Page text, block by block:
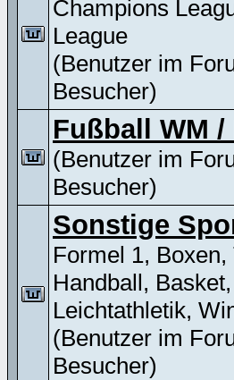
Champions
League
(Benutzer im
Besucher)
Fußball WM /
(Benutzer im
Besucher)
Sonstige
Formel 1, Boxen,
Handball,
Leichtathletik,
(Benutzer im
Besucher)